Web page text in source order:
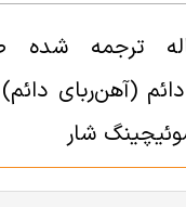
ترجمه شده
(آهن‌ربای دائم)
شار